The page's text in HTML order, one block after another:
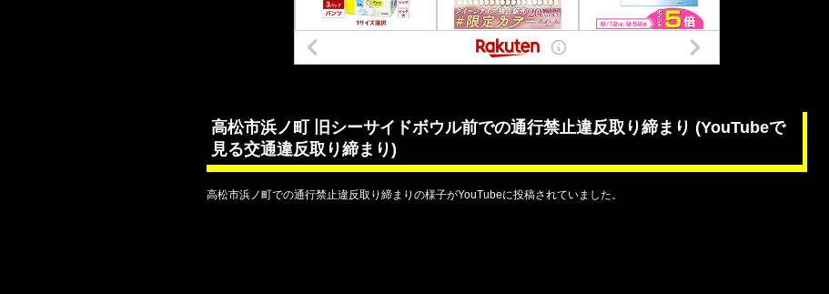
高松市浜ノ町 旧シーサイドボウル前での通行禁止違反取り締まり (YouTubeで
見る交通違反取り締まり)
高松市浜ノ町での通行禁止違反取り締まりの様子がYouTubeに投稿されていました。